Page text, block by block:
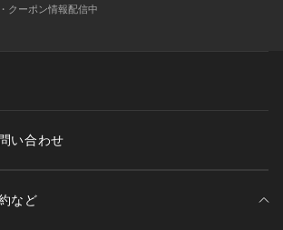
。
とがあります。あらかじめご了承くださ
女性   スポブラ トレーニング ヨガ ピラテ
クーポン情報配信中
い合わせ
など